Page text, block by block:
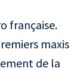
française.
maxis
de la